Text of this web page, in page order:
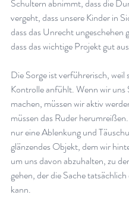
Schultern abnimmt, dass die
vergeht, dass unsere Kinder in
dass das Unrecht ungeschehen
dass das wichtige Projekt gut
Die Sorge ist verführerisch, weil
Kontrolle anfühlt. Wenn wir uns
machen, müssen wir aktiv
müssen das Ruder
nur eine Ablenkung und
glänzendes Objekt, dem wir
um uns davon abzuhalten, zu
gehen, der die Sache tatsächlich
kann.